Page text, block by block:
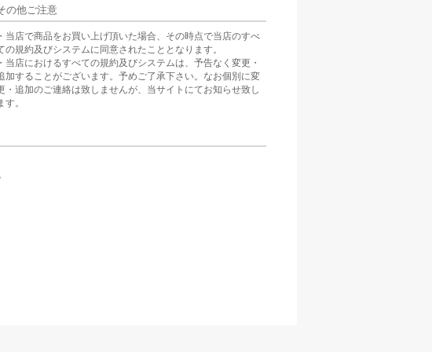
の他ご注意
・当店で商品をお買い上げ頂いた場合、その時点で当店のすべ
の規約及びシステムに同意されたこととなります。
・当店におけるすべての規約及びシステムは、予告なく変更・
加することがございます。予めご了承下さい。なお個別に変
・追加のご連絡は致しませんが、当サイトにてお知らせ致し
す。